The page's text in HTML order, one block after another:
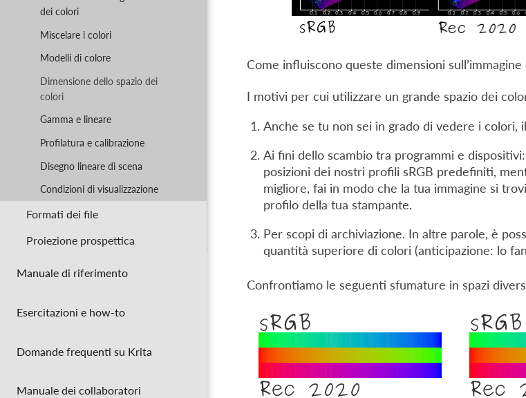
dei colori
Miscelare i colori
Modelli di colore
Dimensione dello spazio dei
colori
Gamma e lineare
Profilatura e calibrazione
Disegno lineare di scena
Condizioni di visualizzazione
Formati dei file
Proiezione prospettica
Manuale di riferimento
Esercitazioni e how-to
Domande frequenti su Krita
Manuale dei collaboratori
Come influiscono queste dimensioni
I motivi per cui utilizzare un grande spazio dei
Anche se tu non sei in grado di vedere i
Ai fini dello scambio tra programmi e
posizioni dei nostri profili sRGB predefiniti,
migliore, fai in modo che la tua immagine si
profilo della tua stampante.
Per scopi di archiviazione. In altre parole, è
quantità superiore di colori (anticipazione: lo
Confrontiamo le seguenti sfumature in spazi